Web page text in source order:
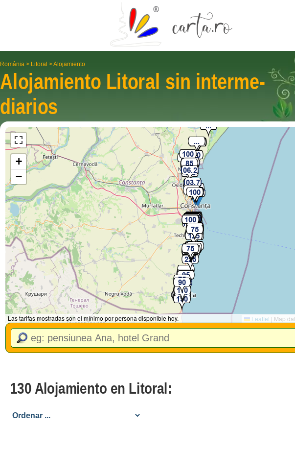
România > Litoral >Alojamiento
Alojamiento Litoral sin interme­
diarios
Las tarifas mostradas son el mínimo por persona disponible hoy.
+
−
Leaflet | Map
130 Alojamiento en Litoral: